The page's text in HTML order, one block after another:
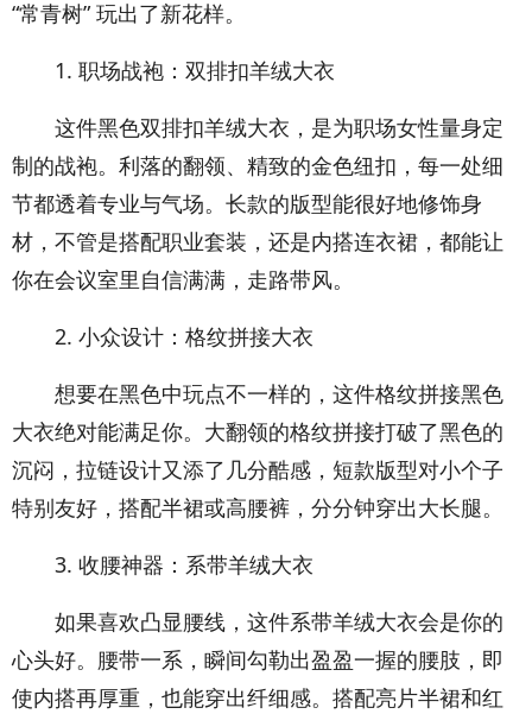
“常青树” 玩出了新花样。
1. 职场战袍：双排扣羊绒大衣
这件黑色双排扣羊绒大衣，是为职场女性量身定
制的战袍。利落的翻领、精致的金色纽扣，每一处细
节都透着专业与气场。长款的版型能很好地修饰身
材，不管是搭配职业套装，还是内搭连衣裙，都能让
你在会议室里自信满满，走路带风。
2. 小众设计：格纹拼接大衣
想要在黑色中玩点不一样的，这件格纹拼接黑色
大衣绝对能满足你。大翻领的格纹拼接打破了黑色的
沉闷，拉链设计又添了几分酷感，短款版型对小个子
特别友好，搭配半裙或高腰裤，分分钟穿出大长腿。
3. 收腰神器：系带羊绒大衣
如果喜欢凸显腰线，这件系带羊绒大衣会是你的
心头好。腰带一系，瞬间勾勒出盈盈一握的腰肢，即
使内搭再厚重，也能穿出纤细感。搭配亮片半裙和红